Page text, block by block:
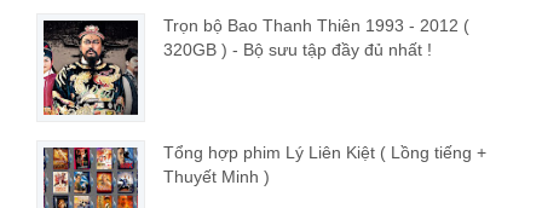
Trọn bộ Bao Thanh Thiên 1993 - 2012 (
320GB ) - Bộ sưu tập đầy đủ nhất !
Tổng hợp phim Lý Liên Kiệt ( Lồng tiếng +
Thuyết Minh )